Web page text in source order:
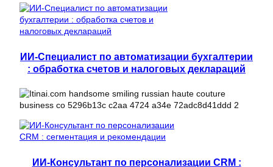
ИИ-Специалист по автоматизации бухгалтерии
: обработка счетов и налоговых деклараций
ИИ-Консультант по персонализации CRM :